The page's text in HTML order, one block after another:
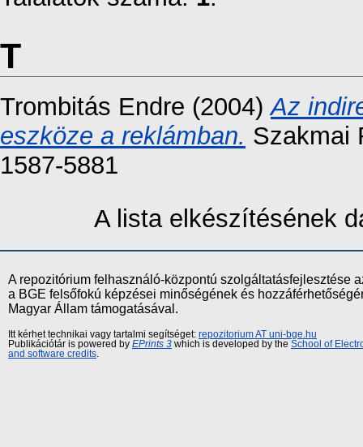
T
Trombitás Endre (2004)Az
eszköze a reklámban. Szakmai
1587-5881
A lista elkészítésének
A repozitórium felhasználó-központú szolgáltatásfejlesztése
a BGE felsőfokú képzései minőségének és
Magyar Állam támogatásával.
Itt kérhet technikai vagy tartalmi segítséget: repozitorium AT uni-bge.hu
Publikációtár is powered by EPrints 3 which is developed by the School of
and software credits